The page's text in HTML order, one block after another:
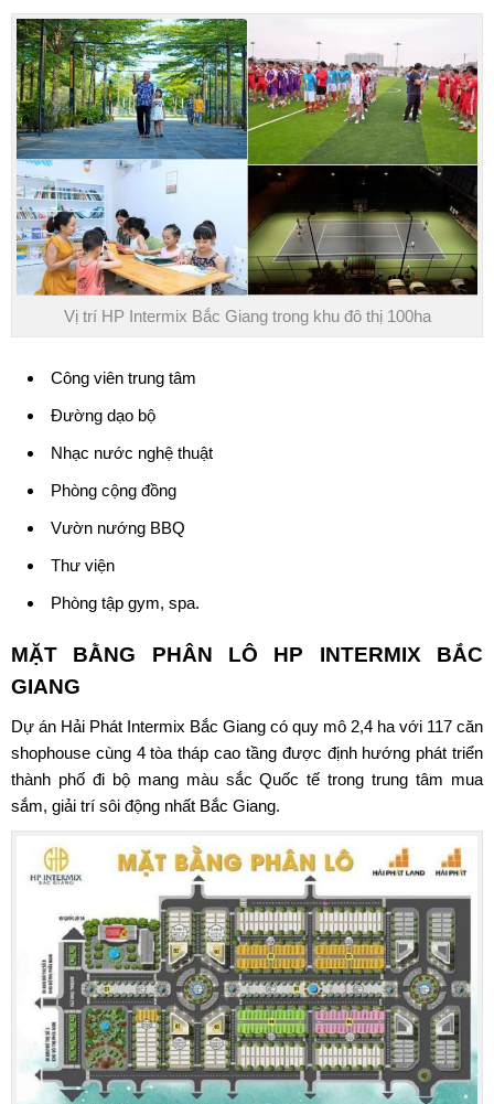
Vị trí HP Intermix Bắc Giang trong khu đô thị 100ha
Công viên trung tâm
Đường dạo bộ
Nhạc nước nghệ thuật
Phòng cộng đồng
Vườn nướng BBQ
Thư viện
Phòng tập gym, spa.
MẶT BẰNG PHÂN LÔ HP INTERMIX BẮC
GIANG
Dự án Hải Phát Intermix Bắc Giang có quy mô 2,4 ha với 117 căn
shophouse cùng 4 tòa tháp cao tầng được định hướng phát triển
thành phố đi bộ mang màu sắc Quốc tế trong trung tâm mua
sắm, giải trí sôi động nhất Bắc Giang.